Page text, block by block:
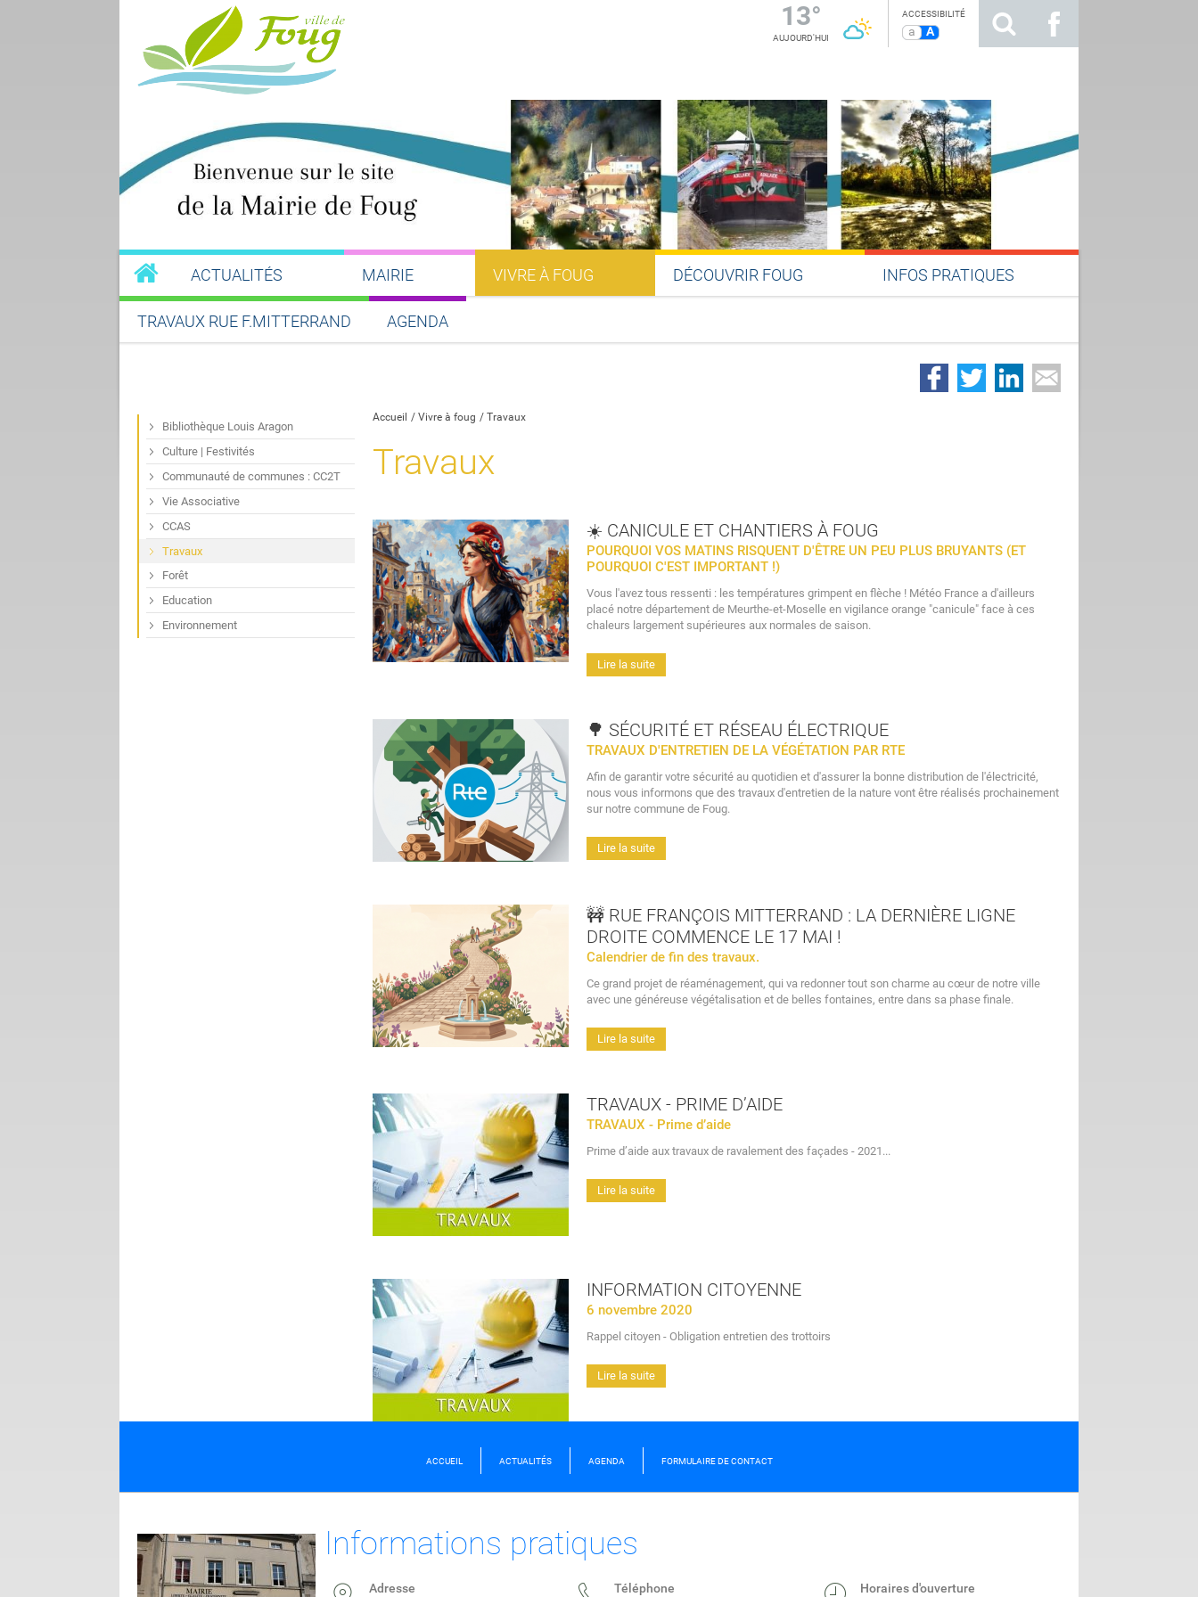
13°
AUJOURD'HUI
ACCESSIBILITÉ
a A
ACTUALITÉS MAIRIE VIVRE À FOUG DÉCOUVRIR FOUG INFOS PRATIQUES
TRAVAUX RUE F.MITTERRAND AGENDA
Accueil Vivre à foug Travaux
Travaux
☀️ CANICULE ET CHANTIERS À FOUG
POURQUOI VOS MATINS RISQUENT D'ÊTRE UN PEU PLUS BRUYANTS (ET
POURQUOI C'EST IMPORTANT !)
Vous l'avez tous ressenti : les températures grimpent en flèche ! Météo France a d'ailleurs
placé notre département de Meurthe-et-Moselle en vigilance orange "canicule" face à ces
chaleurs largement supérieures aux normales de saison.
Lire la suite
🌳 SÉCURITÉ ET RÉSEAU ÉLECTRIQUE
TRAVAUX D'ENTRETIEN DE LA VÉGÉTATION PAR RTE
Afin de garantir votre sécurité au quotidien et d'assurer la bonne distribution de l'électricité,
nous vous informons que des travaux d'entretien de la nature vont être réalisés prochainement
sur notre commune de Foug.
Lire la suite
🚧 RUE FRANÇOIS MITTERRAND : LA DERNIÈRE LIGNE
DROITE COMMENCE LE 17 MAI !
Calendrier de fin des travaux.
Ce grand projet de réaménagement, qui va redonner tout son charme au cœur de notre ville
avec une généreuse végétalisation et de belles fontaines, entre dans sa phase finale.
Lire la suite
TRAVAUX - PRIME D’AIDE
TRAVAUX - Prime d’aide
Prime d’aide aux travaux de ravalement des façades - 2021...
Lire la suite
INFORMATION CITOYENNE
6 novembre 2020
Rappel citoyen - Obligation entretien des trottoirs
Lire la suite
Bibliothèque Louis Aragon
Culture | Festivités
Communauté de communes : CC2T
Vie Associative
CCAS
Travaux
Forêt
Education
Environnement
ACCUEIL ACTUALITÉS AGENDA FORMULAIRE DE CONTACT
Informations pratiques
Adresse
Téléphone
Horaires d'ouverture